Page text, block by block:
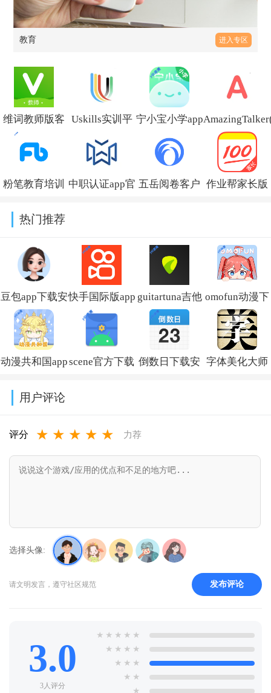
教育 进入专区
维词教师版客
户端v4.8.1
Uskills实训平
台官方版v1.8.0
宁小宝小学app
下载安装
v1.0.10090
线家教定制课
程)官方版
v2.19.8
粉笔教育培训 中职认证app官 五岳阅卷客户 作业帮家长版
热门推荐
豆包app下载安
装新版本
v14.5.0
快手国际版app
免费下载安装
(Kwai)v13.6.40.545802
guitartuna吉他
调音器下载免
费版v7.97.0
omofun动漫下
载最新版
v1.1.73
动漫共和国appscene官方下载 倒数日下载安 字体美化大师
用户评论
评分 ★ ★ ★ ★ ★ 力荐
选择头像:
请文明发言，遵守社区规范 发布评论
3.0
3人评分
★ ★ ★ ★ ★
★ ★ ★ ★
★ ★ ★
★ ★
★